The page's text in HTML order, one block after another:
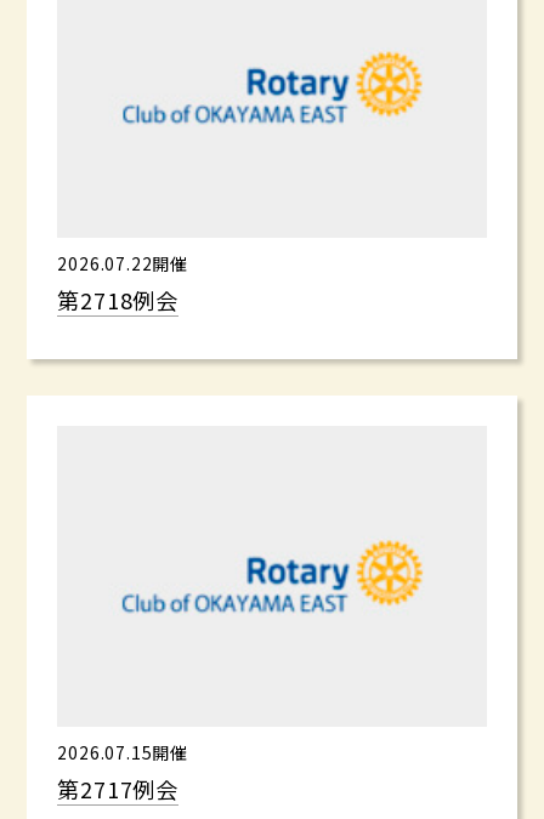
2026.07.22開催
第2718例会
2026.07.15開催
第2717例会